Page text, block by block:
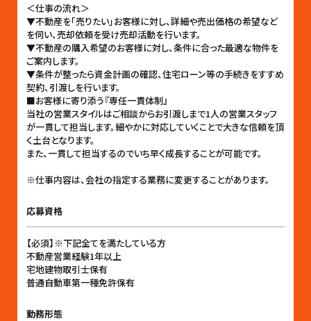
＜仕事の流れ＞
▼不動産を「売りたい」お客様に対し、詳細や売出価格の希望など
を伺い、売却依頼を受け売却活動を行います。
▼不動産の購入希望のお客様に対し、条件に合った最適な物件を
ご案内します。
▼条件が整ったら資金計画の確認、住宅ローン等の手続きをすすめ
契約、引渡しを行います。
■お客様に寄り添う『専任一貫体制』
当社の営業スタイルはご相談からお引渡しまで1人の営業スタッフ
が一貫して担当します。細やかに対応していくことで大きな信頼を頂
く土台となります。
また、一貫して担当するのでいち早く成長することが可能です。
※仕事内容は、会社の指定する業務に変更することがあります。
応募資格
【必須】※下記全てを満たしている方
不動産営業経験1年以上
宅地建物取引士保有
普通自動車第一種免許保有
勤務形態